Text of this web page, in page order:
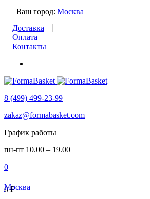
Ваш город: Москва
Доставка
Оплата
Контакты
8 (499) 499-23-99
zakaz@formabasket.com
График работы
пн-пт 10.00 – 19.00
0
0₽
Москва